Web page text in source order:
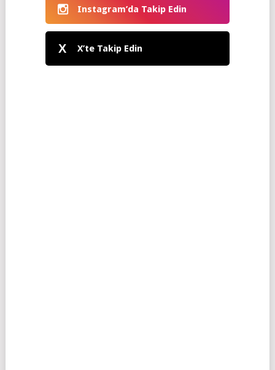
Instagram’da Takip Edin
X X’te Takip Edin